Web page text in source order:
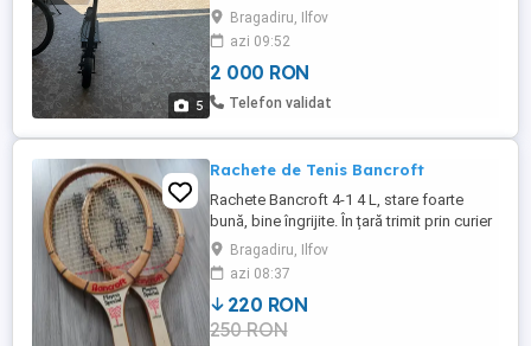
5
perfect puterea urbană cu abilitățile off-
road. Trotineta se află în stare ideală de
funcționare și a fost întreținută. BONUS
INCLUS: Ofer cadou gentuța pentru
transportul accesoriilor (încărcător, chei,
Bragadiru, Ilfov
azi 09:52
2 000 RON
Telefon validat
Rachete de Tenis Bancroft
Rachete Bancroft 4-1 4 L, stare foarte
bună, bine îngrijite. În țară trimit prin curier
rapid.Bragadiru, Ilfov
azi 08:37
220 RON
250 RON